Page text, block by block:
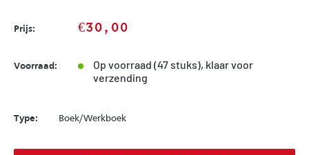
Prijs: Sale
price
€30,00
Voorraad:
Op voorraad (47 stuks), klaar voor
verzending
Type: Boek/Werkboek